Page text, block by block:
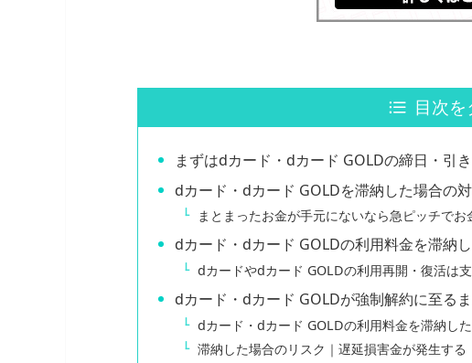
目次
まずはdカード・dカード GOLDの締日・引
dカード・dカード GOLDを滞納した場合の
まとまったお金が手元にないなら急ピッチでお
dカード・dカード GOLDの利用料金を滞納
dカードやdカード GOLDの利用再開・復活は
dカード・dカード GOLDが強制解約に至る
dカード・dカード GOLDの利用料金を滞納し
滞納した場合のリスク｜遅延損害金が発生する